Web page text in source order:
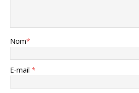
Nom*
E-mail *